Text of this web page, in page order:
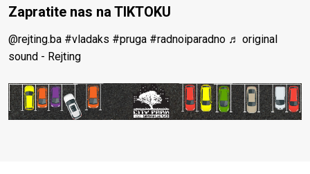
Zapratite nas na TIKTOKU
@rejting.ba #vladaks #pruga #radnoiparadno ♬ original
sound - Rejting